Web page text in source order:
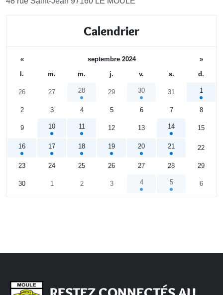
Calendrier
« septembre 2024
»
l.
m. m. j. v. s. d.
26 27 28 29 30 31 1
2 3 4 5 6 7 8
9 10 11 12 13 14 15
16 17 18 19 20 21 22
23 24 25 26 27 28 29
30 1 2 3 4 5 6